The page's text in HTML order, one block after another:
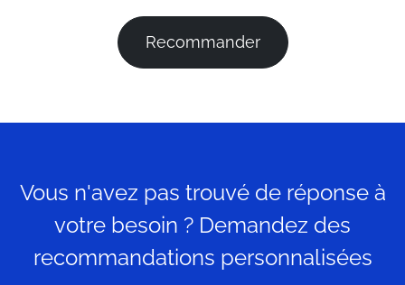
Recommander
Vous n'avez pas trouvé de réponse à
votre besoin ? Demandez des
recommandations personnalisées